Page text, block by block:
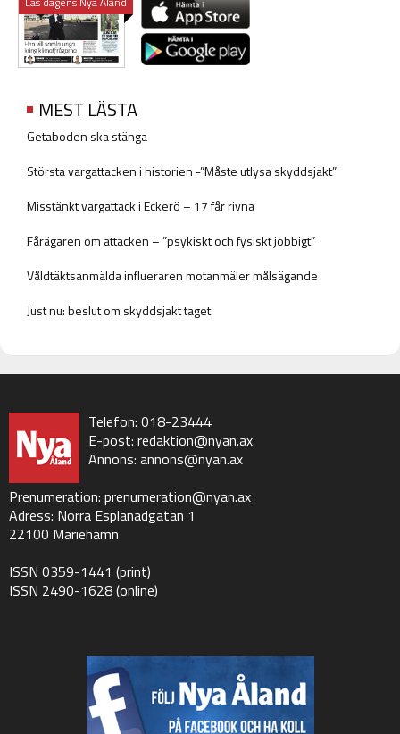
MEST LÄSTA
Getaboden ska stänga
Största vargattacken i historien -”Måste utlysa skyddsjakt”
Misstänkt vargattack i Eckerö – 17 får rivna
Fårägaren om attacken – ”psykiskt och fysiskt jobbigt”
Våldtäktsanmälda influeraren motanmäler målsägande
Just nu: beslut om skyddsjakt taget
Telefon: 018-23444
E-post: redaktion@nyan.ax
Annons: annons@nyan.ax
Prenumeration: prenumeration@nyan.ax
Adress: Norra Esplanadgatan 1
22100 Mariehamn
ISSN 0359-1441 (print)
ISSN 2490-1628 (online)